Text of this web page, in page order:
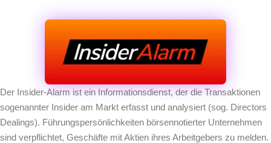
Der Insider-Alarm ist ein Informationsdienst, der die Transaktionen
sogenannter Insider am Markt erfasst und analysiert (sog. Directors
Dealings). Führungspersönlichkeiten börsennotierter Unternehmen
sind verpflichtet, Geschäfte mit Aktien ihres Arbeitgebers zu melden.